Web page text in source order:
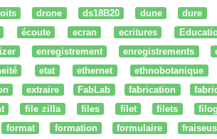
drone ds18B20 dune dure
écoute ecran ecritures
enregistrement enregistrements
etat ethernet ethnobotanique
extraire FabLab fabrication
file zilla files filet filets
format formation formulaire